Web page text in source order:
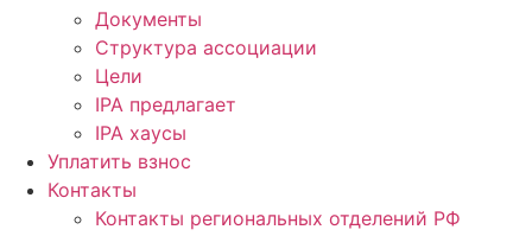
Документы
Структура ассоциации
Цели
IPA предлагает
IPA хаусы
Уплатить взнос
Контакты
Контакты региональных отделений РФ